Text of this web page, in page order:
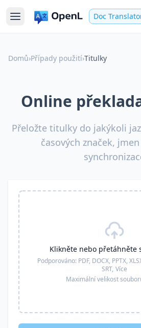
Doc
Domů›Případy použití›Titulky
Online
Přeložte titulky do jakýkoli
časových značek,
Klikněte nebo přetáhněte
Podporováno: PDF, DOCX, PPTX,
SRT, Více
Maximální velikost